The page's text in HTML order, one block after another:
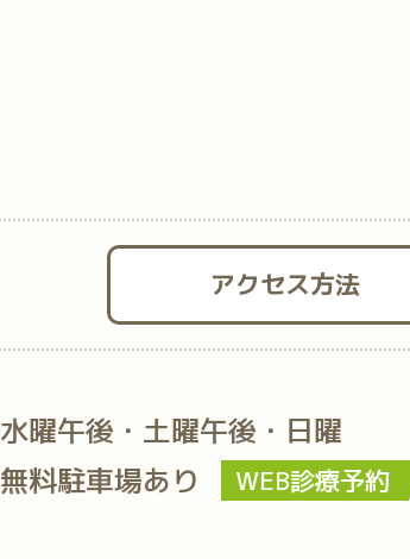
アクセス方法
水曜午後・土曜午後・日曜
無料駐車場あり WEB診療予約